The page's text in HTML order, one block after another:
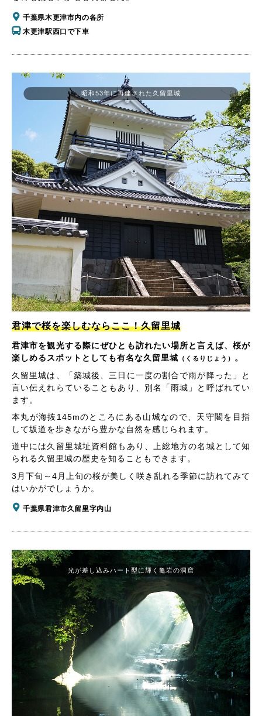
千葉県木更津市内の各所
木更津駅西口で下車
君津で桜を楽しむならここ！久留里城
君津市を観光する際にぜひとも訪れたい場所と言えば、桜が
楽しめるスポットとしても有名な久留里城 （くるりじょう） 。
久留里城は、「築城後、三日に一度の割合で雨が降った」と
言い伝えれらていることもあり、別名「雨城」と呼ばれてい
ます。
本丸が海抜145mのところにある山城なので、天守閣を目指
して坂道を歩きながら豊かな自然を感じられます。
道中には久留里城址資料館もあり、上総地方の名城として知
られる久留里城の歴史を知ることもできます。
3月下旬～4月上旬の桜が美しく咲き乱れる季節に訪れてみて
はいかがでしょうか。
千葉県君津市久留里字内山
昭和53年に再建された久留里城
光が差し込みハート型に輝く亀岩の洞窟